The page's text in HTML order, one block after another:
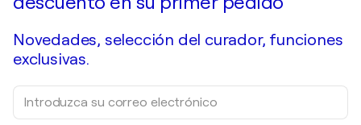
Novedades, selección del curador, funciones
exclusivas.